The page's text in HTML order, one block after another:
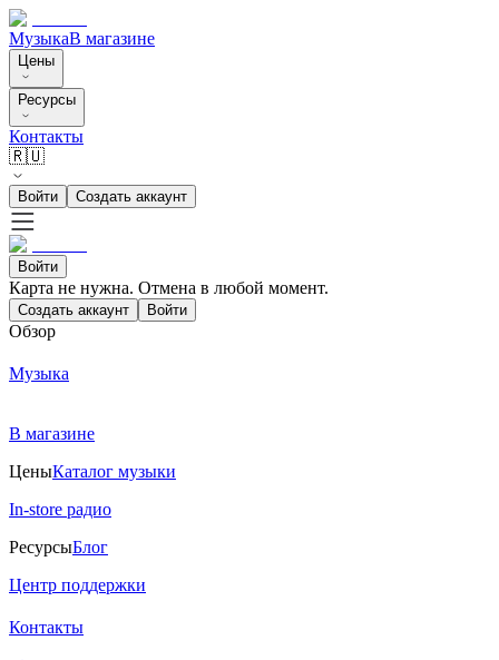
МузыкаВ магазине
Цены
Ресурсы
Контакты
🇷🇺
Войти Создать аккаунт
Войти
Карта не нужна. Отмена в любой момент.
Создать аккаунт Войти
Обзор
Музыка
В магазине
ЦеныКаталог музыки
In-store радио
РесурсыБлог
Центр поддержки
Контакты